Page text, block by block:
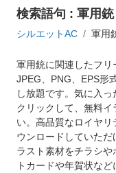
検索語句 : 軍用銃
シルエットAC 軍用
軍用銃に関連したフリ
JPEG、PNG、EPS形
し放題です。気に入っ
クリックして、無料
い。高品質なロイヤ
ウンロードしていた
ラスト素材をチラシ
トカードや年賀状な